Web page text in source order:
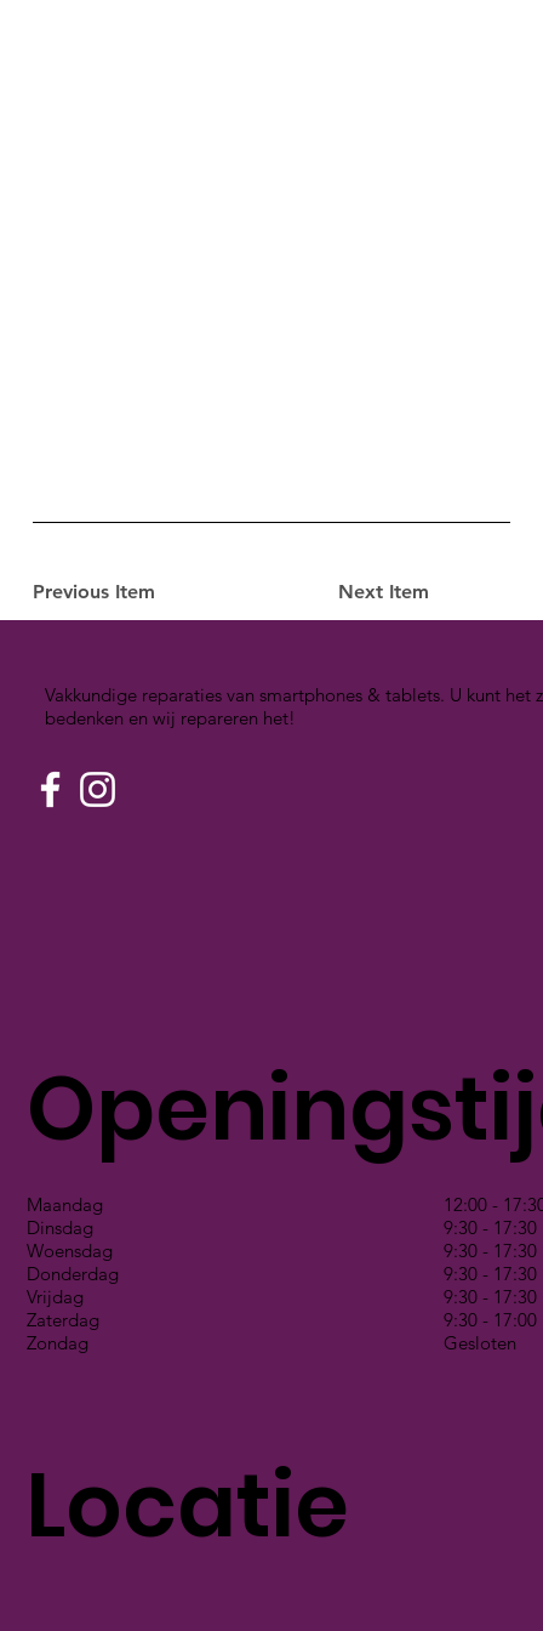
Previous Item Next Item
Vakkundige reparaties van smartphones & tablets. U kunt het
bedenken en wij repareren het!
Maandag
Dinsdag
Woensdag
Donderdag
Vrijdag
Zaterdag
Zondag
12:00 -
9:30 - 17:30
9:30 - 17:30
9:30 - 17:30
9:30 - 17:30
9:30 - 17:00
Gesloten
Locatie